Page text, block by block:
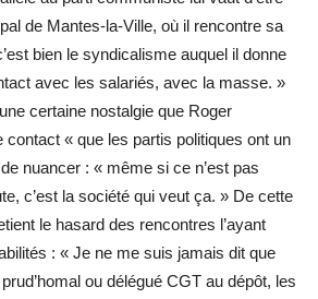
de Mantes-la-Ville, où il rencontre sa
bien le syndicalisme auquel il donne
avec les salariés, avec la masse. »
certaine nostalgie que Roger
contact « que les partis politiques ont un
nuancer : « même si ce n’est pas
c’est la société qui veut ça. » De cette
le hasard des rencontres l’ayant
: « Je ne me suis jamais dit que
ou délégué CGT au dépôt, les